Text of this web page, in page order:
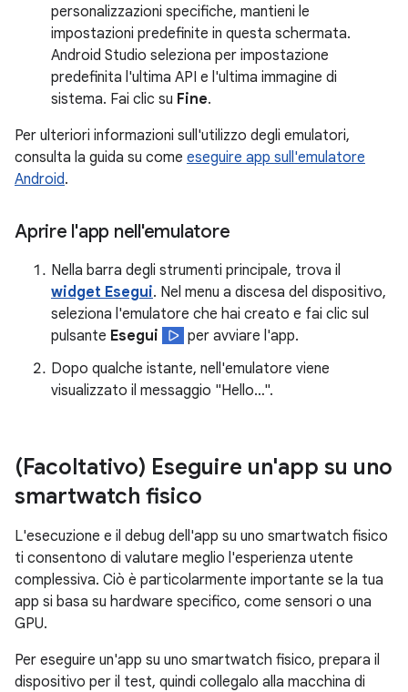
personalizzazioni specifiche, mantieni le
impostazioni predefinite in questa schermata.
Android Studio seleziona per impostazione
predefinita l'ultima API e l'ultima immagine di
sistema. Fai clic su Fine.
Per ulteriori informazioni sull'utilizzo degli emulatori,
consulta la guida su come eseguire app sull'emulatore
Android.
Aprire l'app nell'emulatore
Nella barra degli strumenti principale, trova il
widget Esegui. Nel menu a discesa del dispositivo,
seleziona l'emulatore che hai creato e fai clic sul
pulsante Esegui
per avviare l'app.
Dopo qualche istante, nell'emulatore viene
visualizzato il messaggio "Hello…".
(Facoltativo) Eseguire un'app su uno
smartwatch fisico
L'esecuzione e il debug dell'app su uno smartwatch fisico
ti consentono di valutare meglio l'esperienza utente
complessiva. Ciò è particolarmente importante se la tua
app si basa su hardware specifico, come sensori o una
GPU.
Per eseguire un'app su uno smartwatch fisico, prepara il
dispositivo per il test, quindi collegalo alla macchina di